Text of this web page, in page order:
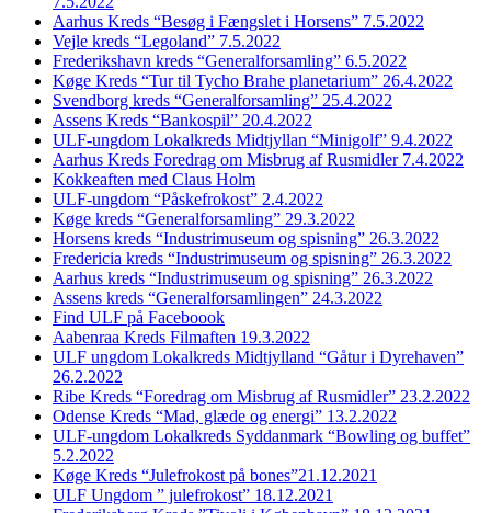
Aarhus Kreds “Besøg i Fængslet i Horsens” 7.5.2022
Vejle kreds “Legoland” 7.5.2022
Frederikshavn kreds “Generalforsamling” 6.5.2022
Køge Kreds “Tur til Tycho Brahe planetarium” 26.4.2022
Svendborg kreds “Generalforsamling” 25.4.2022
Assens Kreds “Bankospil” 20.4.2022
ULF-ungdom Lokalkreds Midtjyllan “Minigolf” 9.4.2022
Aarhus Kreds Foredrag om Misbrug af Rusmidler 7.4.2022
Kokkeaften med Claus Holm
ULF-ungdom “Påskefrokost” 2.4.2022
Køge kreds “Generalforsamling” 29.3.2022
Horsens kreds “Industrimuseum og spisning” 26.3.2022
Fredericia kreds “Industrimuseum og spisning” 26.3.2022
Aarhus kreds “Industrimuseum og spisning” 26.3.2022
Assens kreds “Generalforsamlingen” 24.3.2022
Find ULF på Faceboook
Aabenraa Kreds Filmaften 19.3.2022
ULF ungdom Lokalkreds Midtjylland “Gåtur i Dyrehaven”
26.2.2022
Ribe Kreds “Foredrag om Misbrug af Rusmidler” 23.2.2022
Odense Kreds “Mad, glæde og energi” 13.2.2022
ULF-ungdom Lokalkreds Syddanmark “Bowling og buffet”
5.2.2022
Køge Kreds “Julefrokost på bones”21.12.2021
ULF Ungdom ” julefrokost” 18.12.2021